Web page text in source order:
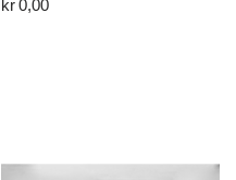
kr0,00